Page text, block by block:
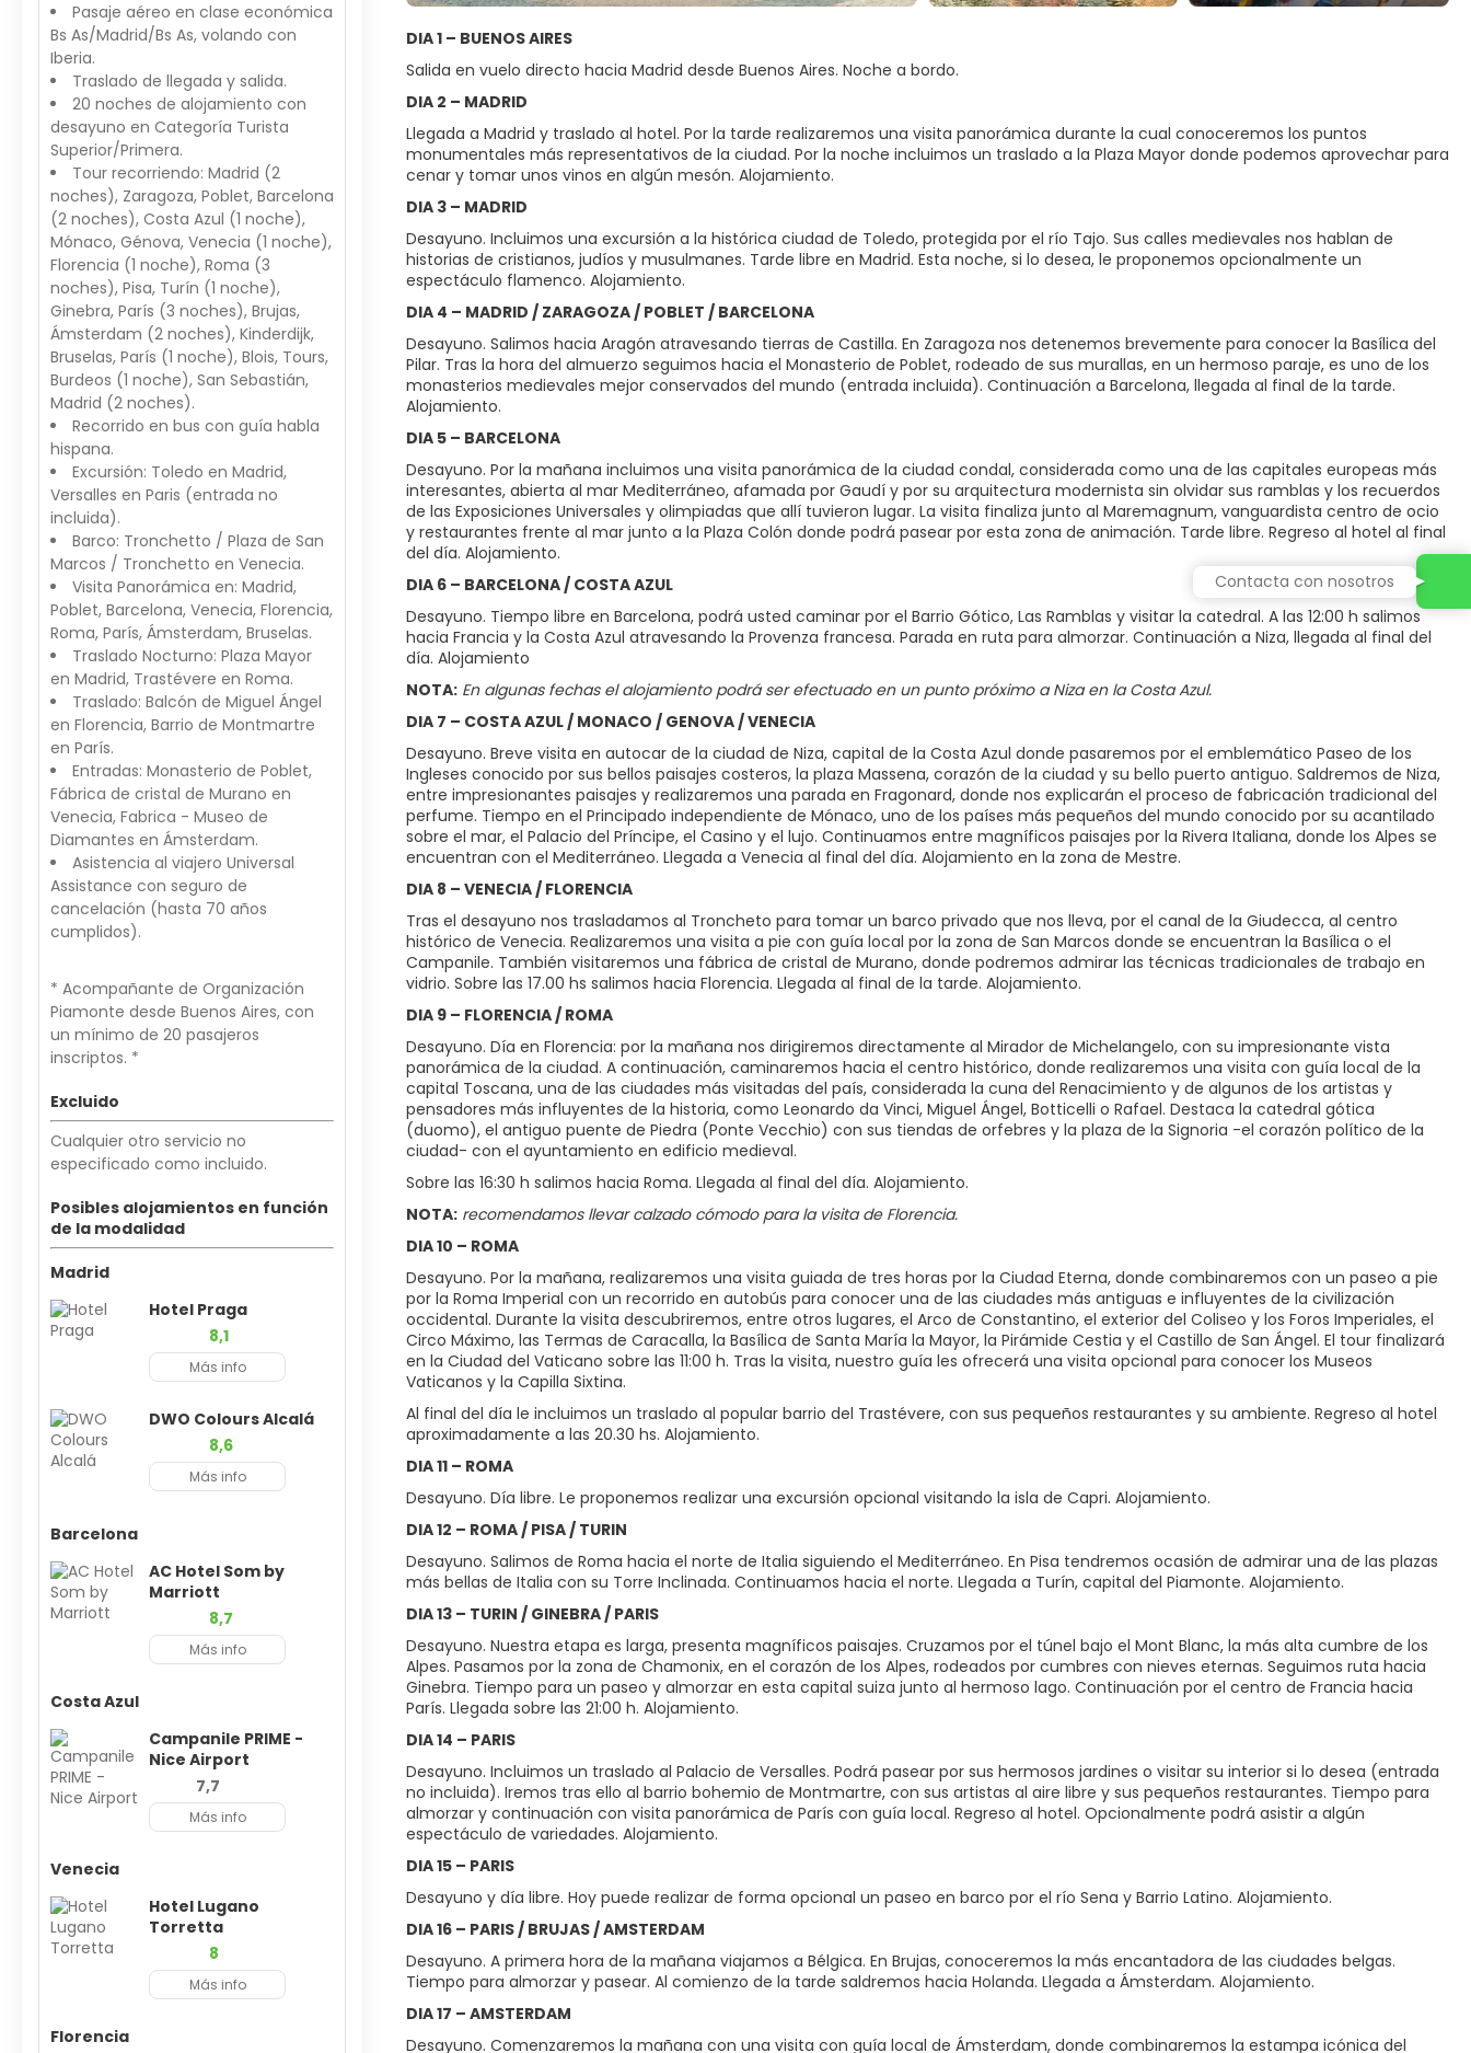
DIA 1 – BUENOS AIRES
Salida en vuelo directo hacia Madrid desde Buenos Aires. Noche a bordo.
DIA 2 – MADRID
Llegada a Madrid y traslado al hotel. Por la tarde realizaremos una visita panorámica durante la cual conoceremos los puntos
monumentales más representativos de la ciudad. Por la noche incluimos un traslado a la Plaza Mayor donde podemos aprovechar para
cenar y tomar unos vinos en algún mesón. Alojamiento.
DIA 3 – MADRID
Desayuno. Incluimos una excursión a la histórica ciudad de Toledo, protegida por el río Tajo. Sus calles medievales nos hablan de
historias de cristianos, judíos y musulmanes. Tarde libre en Madrid. Esta noche, si lo desea, le proponemos opcionalmente un
espectáculo flamenco. Alojamiento.
DIA 4 – MADRID / ZARAGOZA / POBLET / BARCELONA
Desayuno. Salimos hacia Aragón atravesando tierras de Castilla. En Zaragoza nos detenemos brevemente para conocer la Basílica del
Pilar. Tras la hora del almuerzo seguimos hacia el Monasterio de Poblet, rodeado de sus murallas, en un hermoso paraje, es uno de los
monasterios medievales mejor conservados del mundo (entrada incluida). Continuación a Barcelona, llegada al final de la tarde.
Alojamiento.
DIA 5 – BARCELONA
Desayuno. Por la mañana incluimos una visita panorámica de la ciudad condal, considerada como una de las capitales europeas más
interesantes, abierta al mar Mediterráneo, afamada por Gaudí y por su arquitectura modernista sin olvidar sus ramblas y los recuerdos
de las Exposiciones Universales y olimpiadas que allí tuvieron lugar. La visita finaliza junto al Maremagnum, vanguardista centro de ocio
y restaurantes frente al mar junto a la Plaza Colón donde podrá pasear por esta zona de animación. Tarde libre. Regreso al hotel al final
del día. Alojamiento.
DIA 6 – BARCELONA / COSTA AZUL
Desayuno. Tiempo libre en Barcelona, podrá usted caminar por el Barrio Gótico, Las Ramblas y visitar la catedral. A las 12:00 h salimos
hacia Francia y la Costa Azul atravesando la Provenza francesa. Parada en ruta para almorzar. Continuación a Niza, llegada al final del
día. Alojamiento
NOTA: En algunas fechas el alojamiento podrá ser efectuado en un punto próximo a Niza en la Costa Azul.
DIA 7 – COSTA AZUL / MONACO / GENOVA / VENECIA
Desayuno. Breve visita en autocar de la ciudad de Niza, capital de la Costa Azul donde pasaremos por el emblemático Paseo de los
Ingleses conocido por sus bellos paisajes costeros, la plaza Massena, corazón de la ciudad y su bello puerto antiguo. Saldremos de Niza,
entre impresionantes paisajes y realizaremos una parada en Fragonard, donde nos explicarán el proceso de fabricación tradicional del
perfume. Tiempo en el Principado independiente de Mónaco, uno de los países más pequeños del mundo conocido por su acantilado
sobre el mar, el Palacio del Príncipe, el Casino y el lujo. Continuamos entre magníficos paisajes por la Rivera Italiana, donde los Alpes se
encuentran con el Mediterráneo. Llegada a Venecia al final del día. Alojamiento en la zona de Mestre.
DIA 8 – VENECIA / FLORENCIA
Tras el desayuno nos trasladamos al Troncheto para tomar un barco privado que nos lleva, por el canal de la Giudecca, al centro
histórico de Venecia. Realizaremos una visita a pie con guía local por la zona de San Marcos donde se encuentran la Basílica o el
Campanile. También visitaremos una fábrica de cristal de Murano, donde podremos admirar las técnicas tradicionales de trabajo en
vidrio. Sobre las 17.00 hs salimos hacia Florencia. Llegada al final de la tarde. Alojamiento.
DIA 9 – FLORENCIA / ROMA
Desayuno. Día en Florencia: por la mañana nos dirigiremos directamente al Mirador de Michelangelo, con su impresionante vista
panorámica de la ciudad. A continuación, caminaremos hacia el centro histórico, donde realizaremos una visita con guía local de la
capital Toscana, una de las ciudades más visitadas del país, considerada la cuna del Renacimiento y de algunos de los artistas y
pensadores más influyentes de la historia, como Leonardo da Vinci, Miguel Ángel, Botticelli o Rafael. Destaca la catedral gótica
(duomo), el antiguo puente de Piedra (Ponte Vecchio) con sus tiendas de orfebres y la plaza de la Signoria -el corazón político de la
ciudad- con el ayuntamiento en edificio medieval.
Sobre las 16:30 h salimos hacia Roma. Llegada al final del día. Alojamiento.
NOTA: recomendamos llevar calzado cómodo para la visita de Florencia.
DIA 10 – ROMA
Desayuno. Por la mañana, realizaremos una visita guiada de tres horas por la Ciudad Eterna, donde combinaremos con un paseo a pie
por la Roma Imperial con un recorrido en autobús para conocer una de las ciudades más antiguas e influyentes de la civilización
occidental. Durante la visita descubriremos, entre otros lugares, el Arco de Constantino, el exterior del Coliseo y los Foros Imperiales, el
Circo Máximo, las Termas de Caracalla, la Basílica de Santa María la Mayor, la Pirámide Cestia y el Castillo de San Ángel. El tour finalizará
en la Ciudad del Vaticano sobre las 11:00 h. Tras la visita, nuestro guía les ofrecerá una visita opcional para conocer los Museos
Vaticanos y la Capilla Sixtina.
Al final del día le incluimos un traslado al popular barrio del Trastévere, con sus pequeños restaurantes y su ambiente. Regreso al hotel
aproximadamente a las 20.30 hs. Alojamiento.
DIA 11 – ROMA
Desayuno. Día libre. Le proponemos realizar una excursión opcional visitando la isla de Capri. Alojamiento.
DIA 12 – ROMA / PISA / TURIN
Desayuno. Salimos de Roma hacia el norte de Italia siguiendo el Mediterráneo. En Pisa tendremos ocasión de admirar una de las plazas
más bellas de Italia con su Torre Inclinada. Continuamos hacia el norte. Llegada a Turín, capital del Piamonte. Alojamiento.
DIA 13 – TURIN / GINEBRA / PARIS
Desayuno. Nuestra etapa es larga, presenta magníficos paisajes. Cruzamos por el túnel bajo el Mont Blanc, la más alta cumbre de los
Alpes. Pasamos por la zona de Chamonix, en el corazón de los Alpes, rodeados por cumbres con nieves eternas. Seguimos ruta hacia
Ginebra. Tiempo para un paseo y almorzar en esta capital suiza junto al hermoso lago. Continuación por el centro de Francia hacia
París. Llegada sobre las 21:00 h. Alojamiento.
DIA 14 – PARIS
Desayuno. Incluimos un traslado al Palacio de Versalles. Podrá pasear por sus hermosos jardines o visitar su interior si lo desea (entrada
no incluida). Iremos tras ello al barrio bohemio de Montmartre, con sus artistas al aire libre y sus pequeños restaurantes. Tiempo para
almorzar y continuación con visita panorámica de París con guía local. Regreso al hotel. Opcionalmente podrá asistir a algún
espectáculo de variedades. Alojamiento.
DIA 15 – PARIS
Desayuno y día libre. Hoy puede realizar de forma opcional un paseo en barco por el río Sena y Barrio Latino. Alojamiento.
DIA 16 – PARIS / BRUJAS / AMSTERDAM
Desayuno. A primera hora de la mañana viajamos a Bélgica. En Brujas, conoceremos la más encantadora de las ciudades belgas.
Tiempo para almorzar y pasear. Al comienzo de la tarde saldremos hacia Holanda. Llegada a Ámsterdam. Alojamiento.
DIA 17 – AMSTERDAM
Desayuno. Comenzaremos la mañana con una visita con guía local de Ámsterdam, donde combinaremos la estampa icónica del
Pasaje aéreo en clase económica
Bs As/Madrid/Bs As, volando con
Iberia.
Traslado de llegada y salida.
20 noches de alojamiento con
desayuno en Categoría Turista
Superior/Primera.
Tour recorriendo: Madrid (2
noches), Zaragoza, Poblet, Barcelona
(2 noches), Costa Azul (1 noche),
Mónaco, Génova, Venecia (1 noche),
Florencia (1 noche), Roma (3
noches), Pisa, Turín (1 noche),
Ginebra, París (3 noches), Brujas,
Ámsterdam (2 noches), Kinderdijk,
Bruselas, París (1 noche), Blois, Tours,
Burdeos (1 noche), San Sebastián,
Madrid (2 noches).
Recorrido en bus con guía habla
hispana.
Excursión: Toledo en Madrid,
Versalles en Paris (entrada no
incluida).
Barco: Tronchetto / Plaza de San
Marcos / Tronchetto en Venecia.
Visita Panorámica en: Madrid,
Poblet, Barcelona, Venecia, Florencia,
Roma, París, Ámsterdam, Bruselas.
Traslado Nocturno: Plaza Mayor
en Madrid, Trastévere en Roma.
Traslado: Balcón de Miguel Ángel
en Florencia, Barrio de Montmartre
en París.
Entradas: Monasterio de Poblet,
Fábrica de cristal de Murano en
Venecia, Fabrica - Museo de
Diamantes en Ámsterdam.
Asistencia al viajero Universal
Assistance con seguro de
cancelación (hasta 70 años
cumplidos).
* Acompañante de Organización
Piamonte desde Buenos Aires, con
un mínimo de 20 pasajeros
inscriptos. *
Excluido
Cualquier otro servicio no
especificado como incluido.
Posibles alojamientos en función
de la modalidad
Madrid
Hotel Praga
8,1
Más info
DWO Colours Alcalá
8,6
Más info
Barcelona
AC Hotel Som by
Marriott
8,7
Más info
Costa Azul
Campanile PRIME -
Nice Airport
7,7
Más info
Venecia
Hotel Lugano
Torretta
8
Más info
Florencia
Contacta con nosotros